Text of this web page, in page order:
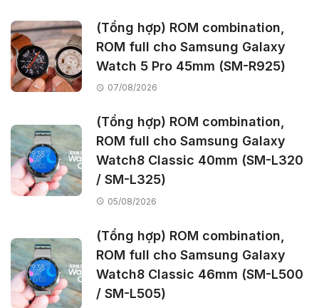
(Tổng hợp) ROM combination,
ROM full cho Samsung Galaxy
Watch 5 Pro 45mm (SM-R925)
07/08/2026
(Tổng hợp) ROM combination,
ROM full cho Samsung Galaxy
Watch8 Classic 40mm (SM-L320
/ SM-L325)
05/08/2026
(Tổng hợp) ROM combination,
ROM full cho Samsung Galaxy
Watch8 Classic 46mm (SM-L500
/ SM-L505)